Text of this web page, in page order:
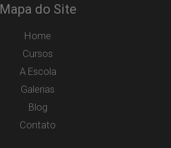
Mapa do Site
Home
Cursos
A Escola
Galerias
Blog
Contato